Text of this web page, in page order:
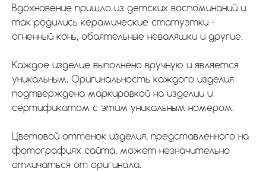
Вдохновение пришло из детских воспоминаний и
так родились керамические статуэтки -
огненный конь, обаятельные неваляшки и другие.
Каждое изделие выполнено вручную и является
уникальным. Оригинальность каждого изделия
подтверждена маркировкой на изделии и
сертификатом с этим уникальным номером.
Цветовой оттенок изделия, представленного на
фотографиях сайта, может незначительно
отличаться от оригинала.